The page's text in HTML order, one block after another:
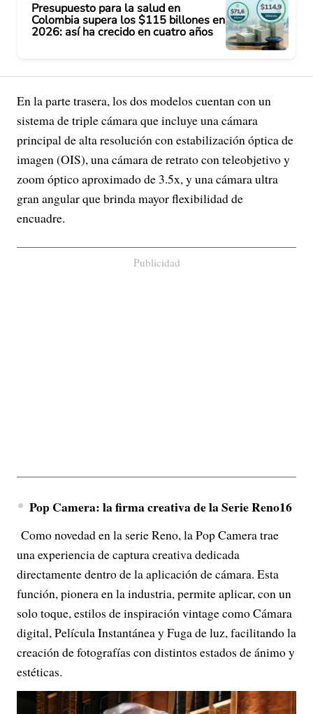
Presupuesto para la salud en
Colombia supera los $115 billones en
2026: así ha crecido en cuatro años
En la parte trasera, los dos modelos cuentan con un
sistema de triple cámara que incluye una cámara
principal de alta resolución con estabilización óptica de
imagen (OIS), una cámara de retrato con teleobjetivo y
zoom óptico aproximado de 3.5x, y una cámara ultra
gran angular que brinda mayor flexibilidad de
encuadre.
Publicidad
Pop Camera: la firma creativa de la Serie Reno16
Como novedad en la serie Reno, la Pop Camera trae
una experiencia de captura creativa dedicada
directamente dentro de la aplicación de cámara. Esta
función, pionera en la industria, permite aplicar, con un
solo toque, estilos de inspiración vintage como Cámara
digital, Película Instantánea y Fuga de luz, facilitando la
creación de fotografías con distintos estados de ánimo y
estéticas.